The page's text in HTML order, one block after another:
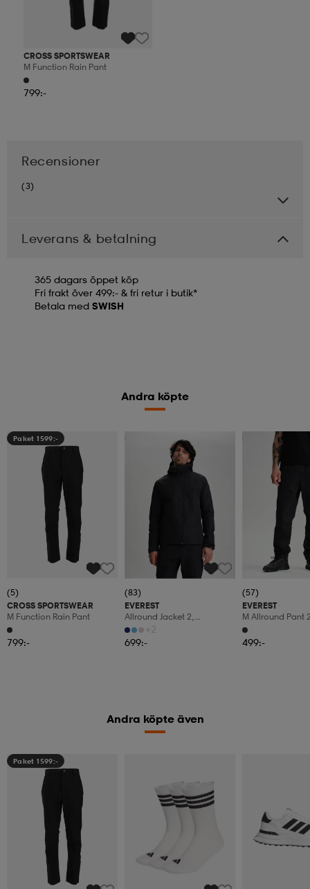
CROSS SPORTSWEAR
M Function Rain Pant
799:-
Recensioner
(3)
Leverans & betalning
365 dagars öppet köp
Fri frakt över 499:- & fri retur i butik*
Betala med SWISH
Andra köpte
Paket 1599:-
(5)
CROSS SPORTSWEAR
M Function Rain Pant
799:-
Kampanj -25%
(83)
EVEREST
Allround Jacket 2,
Regnjacka, Herr
+2
699:-
Kampanj -25%
(57)
EVEREST
M Allround Pant
499:-
Andra köpte även
Paket 1599:-